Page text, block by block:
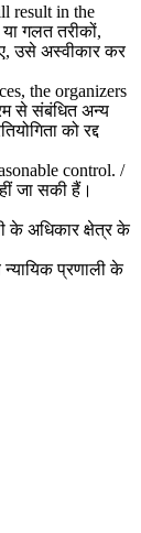
result in the
गलत तरीकों,
उसे अस्वीकार कर
the organizers
से संबंधित अन्य
को रद्द
control. /
जा सकी हैं।
के अधिकार क्षेत्र के
प्रणाली के